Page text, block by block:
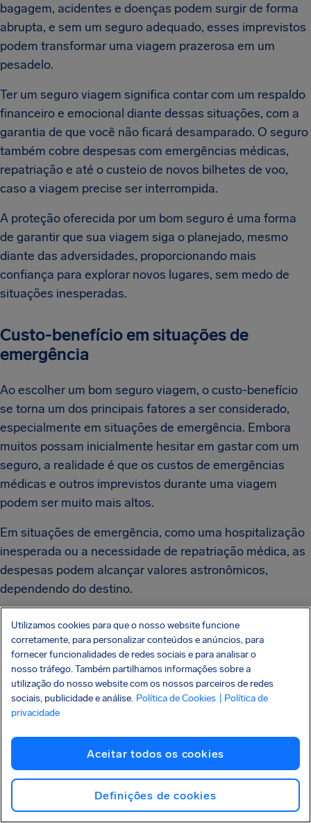
bagagem, acidentes e doenças podem surgir de forma
abrupta, e sem um seguro adequado, esses imprevistos
podem transformar uma viagem prazerosa em um
pesadelo.
Ter um seguro viagem significa contar com um respaldo
financeiro e emocional diante dessas situações, com a
garantia de que você não ficará desamparado. O seguro
também cobre despesas com emergências médicas,
repatriação e até o custeio de novos bilhetes de voo,
caso a viagem precise ser interrompida.
A proteção oferecida por um bom seguro é uma forma
de garantir que sua viagem siga o planejado, mesmo
diante das adversidades, proporcionando mais
confiança para explorar novos lugares, sem medo de
situações inesperadas.
Custo-benefício em situações de
emergência
Ao escolher um bom seguro viagem, o custo-benefício
se torna um dos principais fatores a ser considerado,
especialmente em situações de emergência. Embora
muitos possam inicialmente hesitar em gastar com um
seguro, a realidade é que os custos de emergências
médicas e outros imprevistos durante uma viagem
podem ser muito mais altos.
Em situações de emergência, como uma hospitalização
inesperada ou a necessidade de repatriação médica, as
despesas podem alcançar valores astronômicos,
dependendo do destino.
Um bom seguro viagem garante que você tenha
cobertura para essas situações, evitando que tenha que
arcar com custos que podem prejudicar suas finanças.
A maioria dos seguros oferece planos com opções
variadas, permitindo que você escolha o melhor
perfil de viagem.
Cobertura especializada para destinos
específicos
Utilizamos cookies para que o nosso website funcione
corretamente, para personalizar conteúdos e anúncios, para
fornecer funcionalidades de redes sociais e para analisar o
nosso tráfego. Também partilhamos informações sobre a
utilização do nosso website com os nossos parceiros de redes
sociais, publicidade e análise. Política de Cookies
| Política de
privacidade
Aceitar todos os cookies
Definições de cookies